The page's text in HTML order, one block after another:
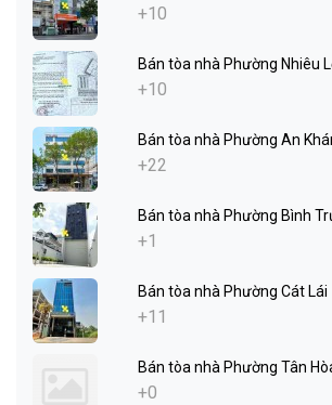
+10
Bán tòa nhà Phường Nhiêu
+10
Bán tòa nhà Phường An
+22
Bán tòa nhà Phường Bình
+1
Bán tòa nhà Phường Cát Lái
+11
Bán tòa nhà Phường Tân
+0